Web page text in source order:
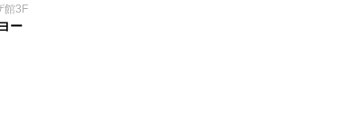
館3F
ー